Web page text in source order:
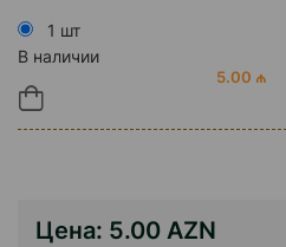
1 шт
В наличии
5.00 ₼
Цена: 5.00 AZN